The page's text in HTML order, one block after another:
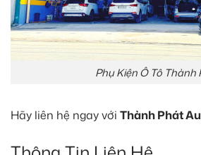
Phụ Kiện Ô Tô Thành
Hãy liên hệ ngay với Thành Phát